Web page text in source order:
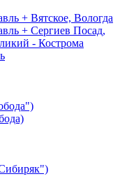
+ Вятское, Вологда
+ Сергиев Посад,
- Кострома